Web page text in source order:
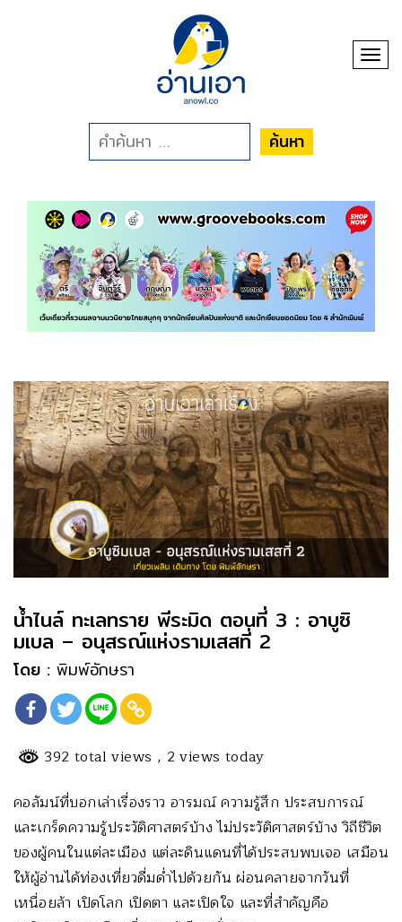
ค้นหา
น้ำไนล์ ทะเลทราย พีระมิด ตอนที่ 3 : อาบูซิ
มเบล – อนุสรณ์แห่งรามเสสที่ 2
โดย : พิมพ์อักษรา
392 total views , 2 views today
คอลัมน์ที่บอกเล่าเรื่องราว อารมณ์ ความรู้สึก ประสบการณ์
และเกร็ดความรู้ประวัติศาสตร์บ้าง ไม่ประวัติศาสตร์บ้าง วิถีชีวิต
ของผู้คนในแต่ละเมือง แต่ละดินแดนที่ได้ประสบพบเจอ เสมือน
ให้ผู้อ่านได้ท่องเที่ยวดื่มด่ำไปด้วยกัน ผ่อนคลายจากวันที่
เหนื่อยล้า เปิดโลก เปิดตา และเปิดใจ และที่สำคัญคือ